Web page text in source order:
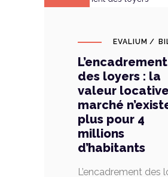
EVALIUM
L’encadrement
des loyers : la
valeur
marché
plus pour 4
millions
d’habitants
L’encadrement des